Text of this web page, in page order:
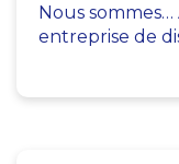
Nous
entreprise de